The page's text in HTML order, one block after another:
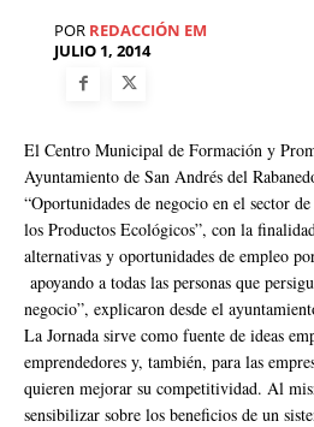
POR REDACCIÓN EM
JULIO 1, 2014
El Centro Municipal de Formación y
Ayuntamiento de San Andrés del
“Oportunidades de negocio en el sector
los Productos Ecológicos”, con la
alternativas y oportunidades de empleo
apoyando a todas las personas que
negocio”, explicaron desde el
La Jornada sirve como fuente de ideas
emprendedores y, también, para las
quieren mejorar su competitividad. Al
sensibilizar sobre los beneficios de un